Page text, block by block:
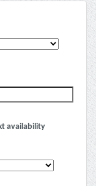
availability